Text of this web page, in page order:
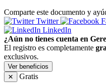
Comparte este documento y
Twitter
LinkedIn
¿Aún no tienes cuenta en
El registro es completamente
exclusivos.
Ver beneficios
✕
Gratis